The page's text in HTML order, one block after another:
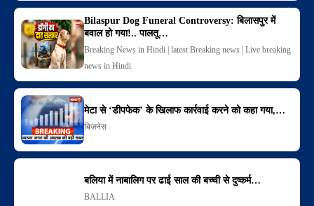
Bilaspur Dog Funeral Controversy: बिलासपुर में
बवाल हो गया!.. पालतू…
Breaking News in Hindi | latest Breaking news | Live breaking
news in Hindi
मेटा से ‘डीपफेक’ के खिलाफ कार्रवाई करने को कहा गया,…
बिज़नेस
बलिया में नाबालिग पर ढाई साल की बच्ची से दुष्कर्म…
BALLIA